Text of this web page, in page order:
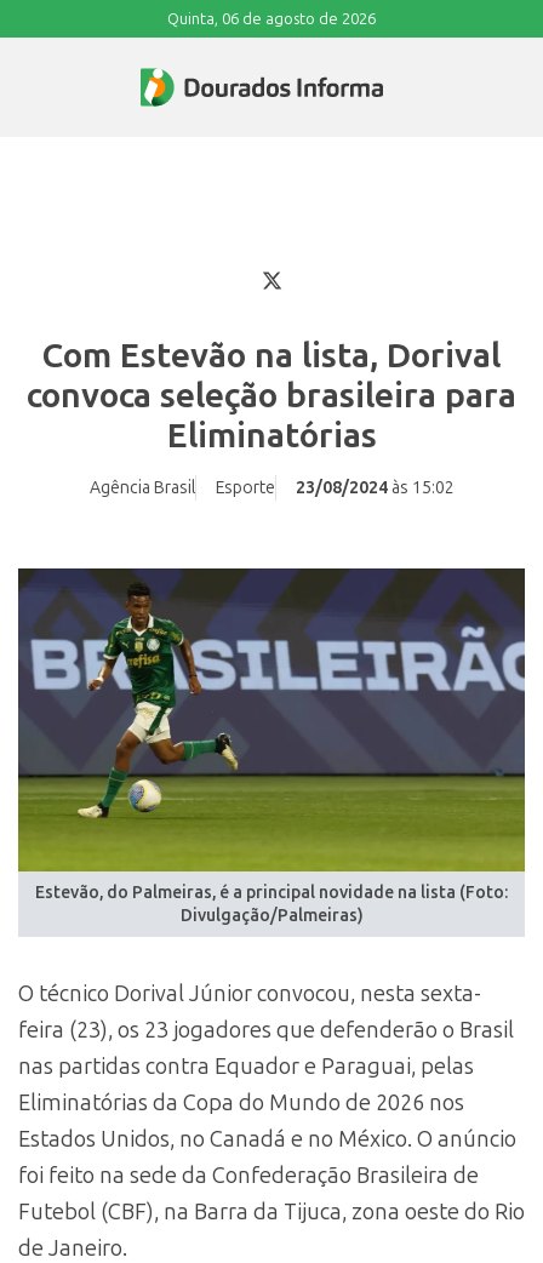
Quinta, 06 de agosto de 2026
Com Estevão na lista, Dorival
convoca seleção brasileira para
Eliminatórias
Agência Brasil Esporte 23/08/2024às 15:02
Estevão, do Palmeiras, é a principal novidade na lista (Foto:
Divulgação/Palmeiras)
O técnico Dorival Júnior convocou, nesta sexta-
feira (23), os 23 jogadores que defenderão o Brasil
nas partidas contra Equador e Paraguai, pelas
Eliminatórias da Copa do Mundo de 2026 nos
Estados Unidos, no Canadá e no México. O anúncio
foi feito na sede da Confederação Brasileira de
Futebol (CBF), na Barra da Tijuca, zona oeste do Rio
de Janeiro.